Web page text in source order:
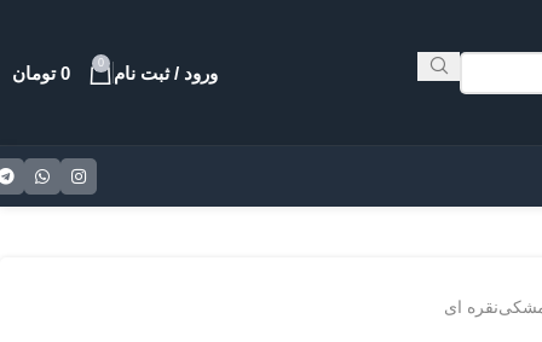
ورود / ثبت نام 0
0 تومان
نقره ای